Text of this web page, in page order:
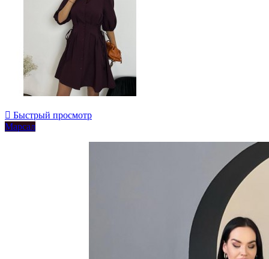
 Быстрый просмотр
Марсал